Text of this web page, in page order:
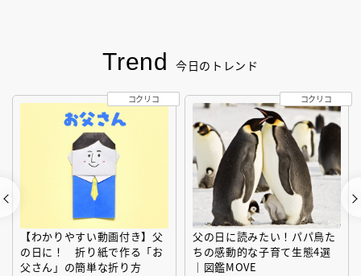
Trend 今日のトレンド
【わかりやすい動画付き】父
の日に！ 折り紙で作る「お
父さん」の簡単な折り方
コクリコ
父の日に読みたい！パパ鳥た
ちの感動的な子育て生態4選
｜図鑑MOVE
コクリコ